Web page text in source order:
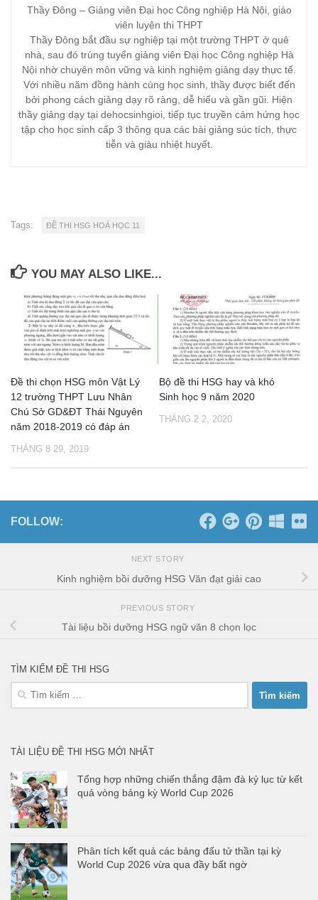
Thầy Đông – Giảng viên Đại học Công nghiệp Hà Nội, giáo
viên luyện thi THPT
Thầy Đông bắt đầu sự nghiệp tại một trường THPT ở quê
nhà, sau đó trúng tuyển giảng viên Đại học Công nghiệp Hà
Nội nhờ chuyên môn vững và kinh nghiệm giảng dạy thực tế.
Với nhiều năm đồng hành cùng học sinh, thầy được biết đến
bởi phong cách giảng dạy rõ ràng, dễ hiểu và gần gũi. Hiện
thầy giảng dạy tại dehocsinhgioi, tiếp tục truyền cảm hứng học
tập cho học sinh cấp 3 thông qua các bài giảng súc tích, thực
tiễn và giàu nhiệt huyết.
Tags: ĐỀ THI HSG HOÁ HỌC 11
YOU MAY ALSO LIKE...
Đề thi chọn HSG môn Vật Lý
12 trường THPT Lưu Nhân
Chú Sở GD&ĐT Thái Nguyên
năm 2018-2019 có đáp án
THÁNG 8 29, 2019
Bộ đề thi HSG hay và khó
Sinh học 9 năm 2020
THÁNG 2 2, 2020
FOLLOW:
NEXT STORY
Kinh nghiệm bồi dưỡng HSG Văn đạt giải cao
PREVIOUS STORY
Tài liệu bồi dưỡng HSG ngữ văn 8 chọn lọc
TÌM KIẾM ĐỀ THI HSG
Tìm
TÀI LIỆU ĐỀ THI HSG MỚI NHẤT
Tổng hợp những chiến thắng đậm đà kỷ lục từ kết
quả vòng bảng kỳ World Cup 2026
Phân tích kết quả các bảng đấu tử thần tại kỳ
World Cup 2026 vừa qua đầy bất ngờ